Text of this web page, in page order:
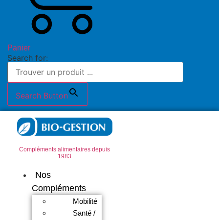
Panier
Search for:
Search Button
Compléments alimentaires depuis
1983
Nos
Compléments
Mobilité
Santé /